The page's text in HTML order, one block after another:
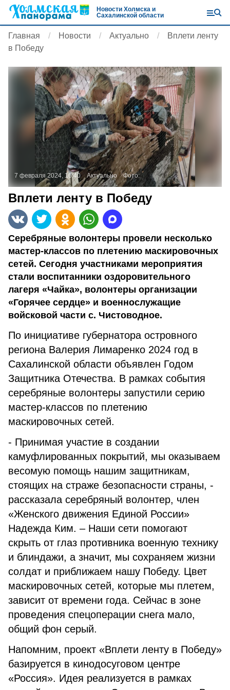
Новости Холмска и
Сахалинской области
Главная Новости Актуально
Вплети ленту
в Победу
7 февраля 2024, 16:40 Актуально Фото:
Вплети ленту в Победу
Серебряные волонтеры провели несколько
мастер-классов по плетению маскировочных
сетей. Сегодня участниками мероприятия
стали воспитанники оздоровительного
лагеря «Чайка», волонтеры организации
«Горячее сердце» и военнослужащие
войсковой части с. Чистоводное.
По инициативе губернатора островного
региона Валерия Лимаренко 2024 год в
Сахалинской области объявлен Годом
Защитника Отечества. В рамках события
серебряные волонтеры запустили серию
мастер-классов по плетению
маскировочных сетей.
- Принимая участие в создании
камуфлированных покрытий, мы оказываем
весомую помощь нашим защитникам,
стоящих на страже безопасности страны, -
рассказала серебряный волонтер, член
«Женского движения Единой России»
Надежда Ким. – Наши сети помогают
скрыть от глаз противника военную технику
и блиндажи, а значит, мы сохраняем жизни
солдат и приближаем нашу Победу. Цвет
маскировочных сетей, которые мы плетем,
зависит от времени года. Сейчас в зоне
проведения спецоперации снега мало,
общий фон серый.
Напомним, проект «Вплети ленту в Победу»
базируется в кинодосуговом центре
«Россия». Идея реализуется в рамках